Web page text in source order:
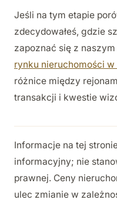
Jeśli na tym etapie
zdecydowałeś, gdzie
zapoznać się z
rynku nieruchomości w
różnice między
transakcji i kwestie
Informacje na tej
informacyjny; nie
prawnej. Ceny
ulec zmianie w